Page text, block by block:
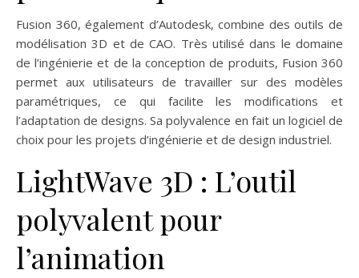
Fusion 360, également d’Autodesk, combine des outils de
modélisation 3D et de CAO. Très utilisé dans le domaine
de l’ingénierie et de la conception de produits, Fusion 360
permet aux utilisateurs de travailler sur des modèles
paramétriques, ce qui facilite les modifications et
l’adaptation de designs. Sa polyvalence en fait un logiciel de
choix pour les projets d’ingénierie et de design industriel.
LightWave 3D : L’outil
polyvalent pour
l’animation